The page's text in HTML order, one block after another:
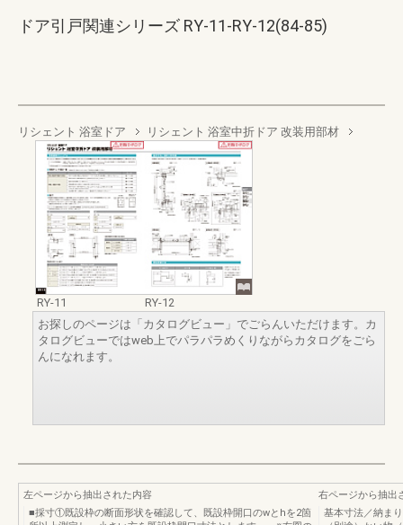
ドア引戸関連シリーズ RY-11-RY-12(84-85)
リシェント 浴室ドア リシェント 浴室中折ドア 改装用部材
RY-11
RY-12
お探しのページは「カタログビュー」でごらんいただけます。カ
タログビューではweb上でパラパラめくりながらカタログをごら
んになれます。
左ページから抽出された内容
■採寸①既設枠の断面形状を確認して、既設枠開口のwとhを2箇
右ページから抽出
基本寸法／納ま